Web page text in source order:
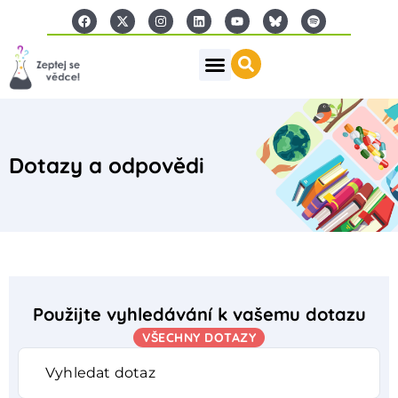
Dotazy a odpovědi
Použijte vyhledávání k vašemu dotazu
VŠECHNY DOTAZY